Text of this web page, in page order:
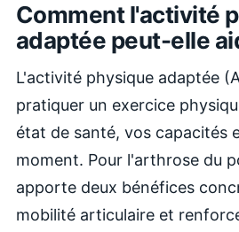
Comment l'activité
adaptée peut-elle
L'activité physique adaptée
pratiquer un exercice
état de santé, vos capacités
moment. Pour l'arthrose du
apporte deux bénéfices
mobilité articulaire et